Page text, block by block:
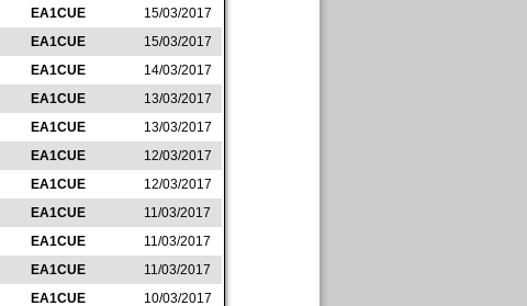
EA1CUE
15/03/2017
EA1CUE
15/03/2017
EA1CUE
14/03/2017
EA1CUE
13/03/2017
EA1CUE
13/03/2017
EA1CUE
12/03/2017
EA1CUE
12/03/2017
EA1CUE
11/03/2017
EA1CUE
11/03/2017
EA1CUE
11/03/2017
EA1CUE
10/03/2017